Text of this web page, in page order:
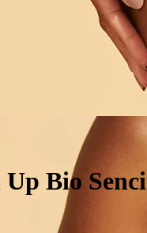
Bio Senci